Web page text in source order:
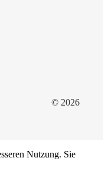
© 2026
Nutzung. Sie